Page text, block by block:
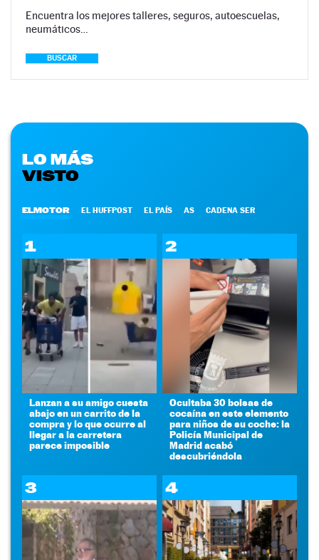
Encuentra los mejores talleres, seguros, autoescuelas,
neumáticos…
BUSCAR
LO MÁS
VISTO
ELMOTOR EL HUFFPOST EL PAÍS AS CADENA SER
1
Lanzan a su amigo cuesta
abajo en un carrito de la
compra y lo que ocurre al
llegar a la carretera
parece imposible
2
Ocultaba 30 bolsas de
cocaína en este elemento
para niños de su coche: la
Policía Municipal de
Madrid acabó
descubriéndola
3 4